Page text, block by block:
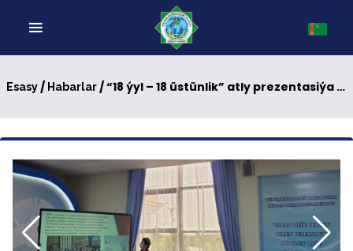
Esasy/ Habarlar/ “18 ýyl – 18 üstünlik” atly prezentasiýa bäsleşigi geçirildi